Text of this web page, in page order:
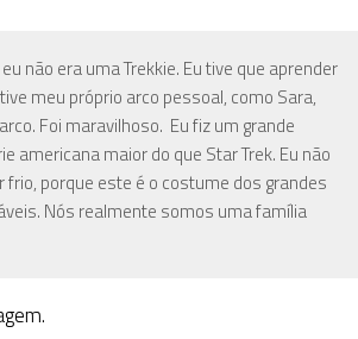
não era uma Trekkie. Eu tive que aprender
meu próprio arco pessoal, como Sara,
Foi maravilhoso. Eu fiz um grande
americana maior do que Star Trek. Eu não
frio, porque este é o costume dos grandes
Nós realmente somos uma família